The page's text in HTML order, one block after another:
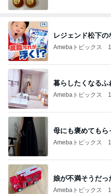
レジェンド松下の
Amebaトピックス
暮らしたくなる
Amebaトピックス
母にも褒めてもら
Amebaトピックス
娘が不満そうだっ
Amebaトピックス